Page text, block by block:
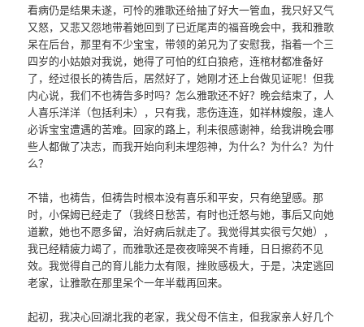
看病仍是结果未遂，可怜的雅歌还给抽了好大一管血，我只好又气
又怒，又悲又怨地带着她回到了已近尾声的福音晚会中，我和雅歌
呆在后台，那里有不少宝宝，带领的弟兄为了安慰我，指着一个三
四岁的小姑娘对我说，她得了可怕的红白狼疮，连棺材都准备好
了，经过很长的祷告后，居然好了，她刚才还上台做见证呢！但我
内心说，我们不也祷告多时吗？怎么雅歌还不好？晚会结束了，人
人喜乐洋洋（包括利未），只有我，悲伤连连，如祥林嫂般，逢人
必诉宝宝遭遇的苦难。回家的路上，利未很感谢神，给我讲晚会哪
些人都做了决志，而我开始向利未埋怨神，为什么？为什么？为什
么？
不错，也祷告，但祷告时根本没有喜乐和平安，只有绝望感。那
时，小保姆已经走了（我终日愁苦，有时也迁怒与她，事后又向她
道歉，她也不愿多留，治好病后就走了。我觉得其实很亏欠她），
我已经精疲力竭了，而雅歌还是夜夜啼哭不肯睡，日日擦药不见
效。我觉得自己的育儿能力太有限，挫败感极大，于是，决定逃回
老家，让雅歌在那里呆个一年半载再回来。
起初，我决心回湖北我的老家，我父母不信主，但我家亲人好几个